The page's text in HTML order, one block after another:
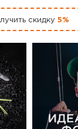
скидку 5%